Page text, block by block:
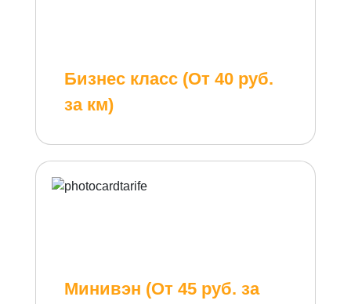
Бизнес класс (От 40 руб.
за км)
Минивэн (От 45 руб. за